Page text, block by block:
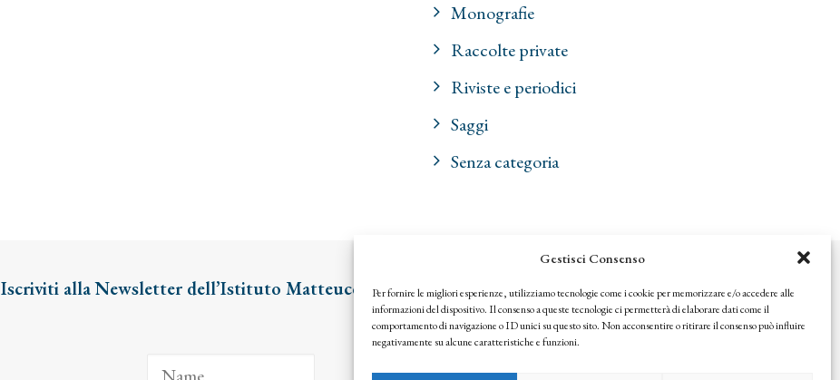
Gestisci Consenso
Per fornire le migliori esperienze, utilizziamo tecnologie come i cookie per memorizzare e/o accedere alle
informazioni del dispositivo. Il consenso a queste tecnologie ci permetterà di elaborare dati come il
comportamento di navigazione o ID unici su questo sito. Non acconsentire o ritirare il consenso può influire
negativamente su alcune caratteristiche e funzioni.
Monografie
Raccolte private
Riviste e periodici
Saggi
Senza categoria
Iscriviti alla Newsletter dell’Istituto Matteucci
Nessuna parte di questo sito può essere riprodotta o trasmessa con
qualsiasi mezzo senza l’autorizzazione scritta dei proprietari dei
diritti e dell’Istituto Matteucci